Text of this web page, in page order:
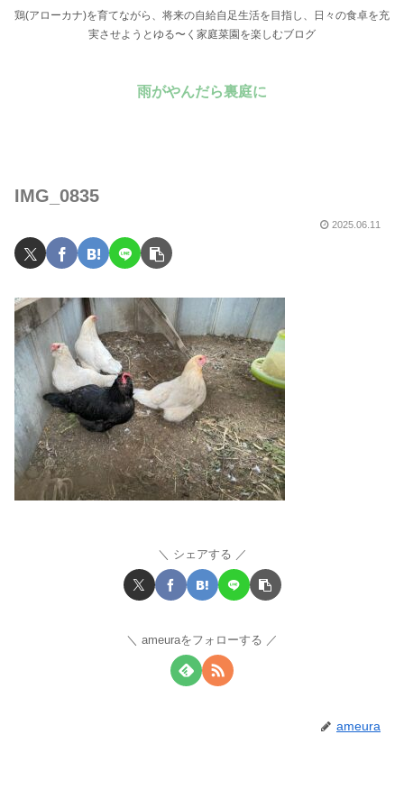
鶏(アローカナ)を育てながら、将来の自給自足生活を目指し、日々の食卓を充
実させようとゆる〜く家庭菜園を楽しむブログ
雨がやんだら裏庭に
IMG_0835
2025.06.11
シェアする
ameuraをフォローする
ameura